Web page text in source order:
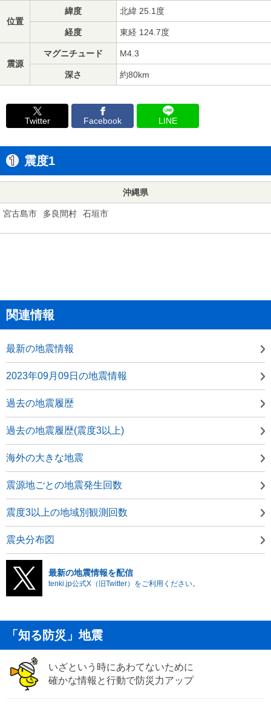
位置
緯度 北緯 25.1度
経度 東経 124.7度
震源
マグニチュード M4.3
深さ 約80km
Twitter Facebook LINE
震度1
沖縄県
宮古島市 多良間村 石垣市
関連情報
最新の地震情報
2023年09月09日の地震情報
過去の地震履歴
過去の地震履歴(震度3以上)
海外の大きな地震
震源地ごとの地震発生回数
震度3以上の地域別観測回数
震央分布図
最新の地震情報を配信
tenki.jp公式X（旧Twitter）をご利用ください。
「知る防災」地震
いざという時にあわてないために
確かな情報と行動で防災力アップ